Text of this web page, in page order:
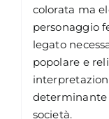
colorata ma
personaggio
legato
popolare e
determinante
società.